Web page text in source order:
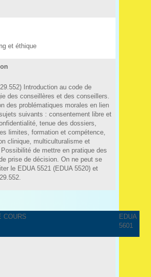
et éthique
Introduction au code de
des conseillères et des conseillers.
des problématiques morales en lien
suivants : consentement libre et
tenue des dossiers,
limites, formation et compétence,
clinique, multiculturalisme et
de mettre en pratique des
prise de décision. On ne peut se
le EDUA 5521 (EDUA 5520) et
COURS
EDUA
5601